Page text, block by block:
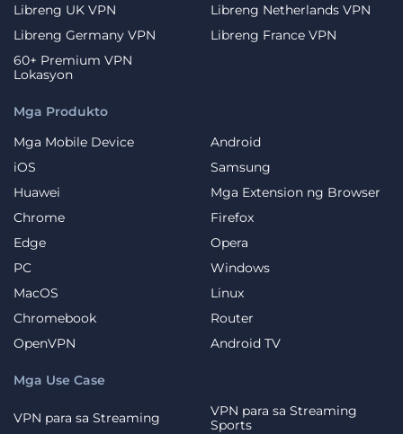
Mga Produkto
Mga Mobile Device
Android
iOS
Samsung
Huawei
Mga Extension ng Browser
Chrome
Firefox
Edge
Opera
PC
Windows
MacOS
Linux
Chromebook
Router
OpenVPN
Android TV
Mga Use Case
VPN para sa Streaming
VPN para sa Streaming
Sports
Libreng UK VPN
Libreng Netherlands VPN
Libreng Germany VPN
Libreng France VPN
60+ Premium VPN
Lokasyon